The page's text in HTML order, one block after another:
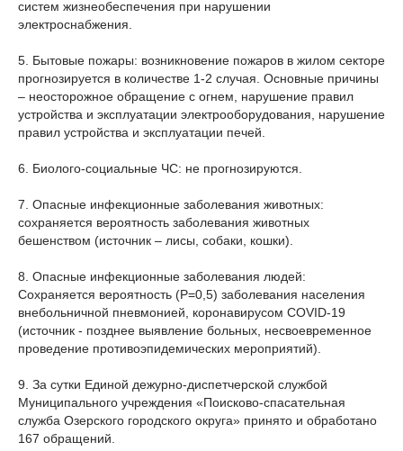
систем жизнеобеспечения при нарушении
электроснабжения.
5. Бытовые пожары: возникновение пожаров в жилом секторе
прогнозируется в количестве 1-2 случая. Основные причины
– неосторожное обращение с огнем, нарушение правил
устройства и эксплуатации электрооборудования, нарушение
правил устройства и эксплуатации печей.
6. Биолого-социальные ЧС: не прогнозируются.
7. Опасные инфекционные заболевания животных:
сохраняется вероятность заболевания животных
бешенством (источник – лисы, собаки, кошки).
8. Опасные инфекционные заболевания людей:
Сохраняется вероятность (Р=0,5) заболевания населения
внебольничной пневмонией, коронавирусом COVID-19
(источник - позднее выявление больных, несвоевременное
проведение противоэпидемических мероприятий).
9. За сутки Единой дежурно-диспетчерской службой
Муниципального учреждения «Поисково-спасательная
служба Озерского городского округа» принято и обработано
167 обращений.